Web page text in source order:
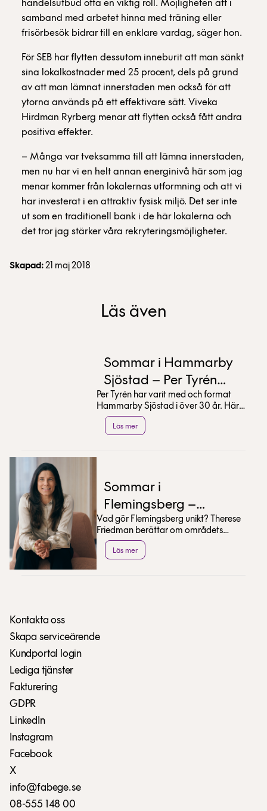
handelsutbud ofta en viktig roll. Möjligheten att i
samband med arbetet hinna med träning eller
frisörbesök bidrar till en enklare vardag, säger hon.
För SEB har flytten dessutom inneburit att man sänkt
sina lokalkostnader med 25 procent, dels på grund
av att man lämnat innerstaden men också för att
ytorna används på ett effektivare sätt. Viveka
Hirdman Ryrberg menar att flytten också fått andra
positiva effekter.
– Många var tveksamma till att lämna innerstaden,
men nu har vi en helt annan energinivå här som jag
menar kommer från lokalernas utformning och att vi
har investerat i en attraktiv fysisk miljö. Det ser inte
ut som en traditionell bank i de här lokalerna och
det tror jag stärker våra rekryteringsmöjligheter.
Skapad:21 maj 2018
Läs även
Sommar i Hammarby
Sjöstad – Per Tyrén
tipsar
Per Tyrén har varit med och format
Hammarby Sjöstad i över 30 år. Här
delar han med sig av sina bästa tips
för en sommar...
Läs mer
Sommar i
Flemingsberg –
Therese Friedman
tipsar
Vad gör Flemingsberg unikt? Therese
Friedman berättar om områdets
utveckling och delar med sig av sina
bästa sommartips.
Läs mer
Kontakta oss
Skapa serviceärende
Kundportal login
Lediga tjänster
Fakturering
GDPR
LinkedIn
Instagram
Facebook
X
info@fabege.se
08-555 148 00